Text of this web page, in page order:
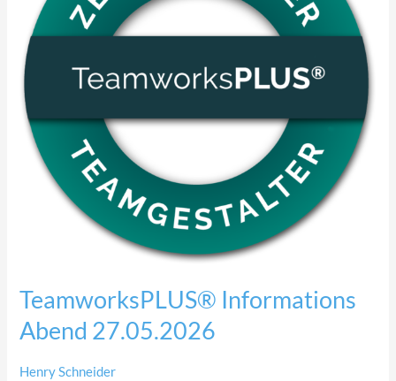
TeamworksPLUS® Informations
Abend 27.05.2026
Henry Schneider